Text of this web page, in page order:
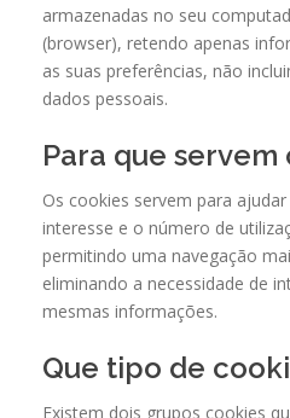
armazenadas no seu
(browser), retendo apenas
as suas preferências, não
dados pessoais.
Para que servem
Os cookies servem para
interesse e o número de
permitindo uma navegação
eliminando a necessidade de
mesmas informações.
Que tipo de
Existem dois grupos cookies